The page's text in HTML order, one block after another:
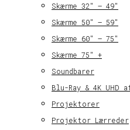
Skærme 32″ – 49″
Skærme 50″ – 59″
Skærme 60″ – 75″
Skærme 75″ +
Soundbarer
Blu-Ray & 4K UHD
Projektorer
Projektor Lærreder